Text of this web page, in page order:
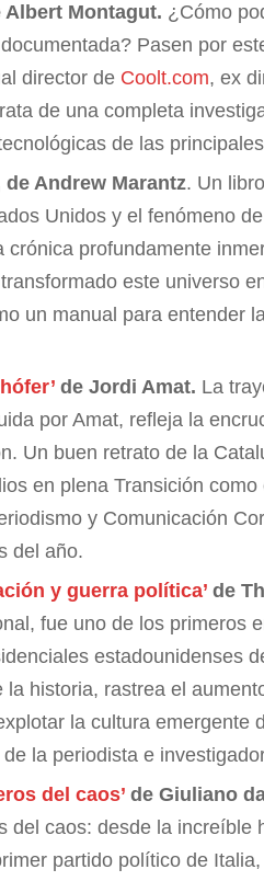
Albert Montagut. ¿Cómo
Pasen por
director de Coolt.com, ex
de una completa
de las
de Andrew Marantz. Un
Unidos y el fenómeno
crónica profundamente
transformado este universo
un manual para entender
de Jordi Amat. La
por Amat, refleja la
Un buen retrato de la
en plena Transición
y Comunicación
del año.
y guerra política’ de
fue uno de los primeros
estadounidenses
la historia, rastrea el
la cultura emergente
la periodista e
del caos’ de Giuliano
del caos: desde la
partido político de